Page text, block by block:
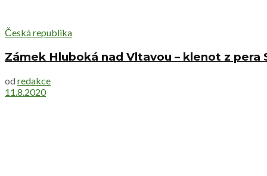
Česká republika
Zámek Hluboká nad Vltavou – klenot z pera
od redakce
11.8.2020